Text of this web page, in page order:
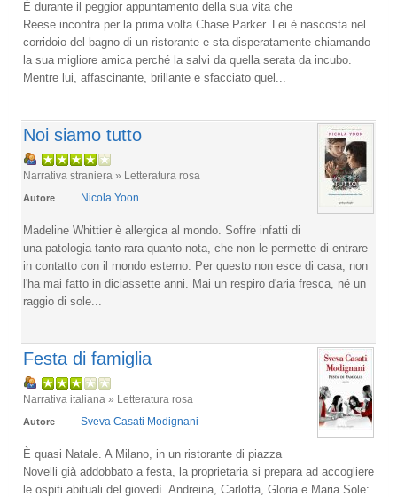
È durante il peggior appuntamento della sua vita che
Reese incontra per la prima volta Chase Parker. Lei è nascosta nel
corridoio del bagno di un ristorante e sta disperatamente chiamando
la sua migliore amica perché la salvi da quella serata da incubo.
Mentre lui, affascinante, brillante e sfacciato quel...
Noi siamo tutto
Narrativa straniera » Letteratura rosa
Autore Nicola Yoon
Madeline Whittier è allergica al mondo. Soffre infatti di
una patologia tanto rara quanto nota, che non le permette di entrare
in contatto con il mondo esterno. Per questo non esce di casa, non
l'ha mai fatto in diciassette anni. Mai un respiro d'aria fresca, né un
raggio di sole...
Festa di famiglia
Narrativa italiana » Letteratura rosa
Autore Sveva Casati Modignani
È quasi Natale. A Milano, in un ristorante di piazza
Novelli già addobbato a festa, la proprietaria si prepara ad accogliere
le ospiti abituali del giovedì. Andreina, Carlotta, Gloria e Maria Sole: